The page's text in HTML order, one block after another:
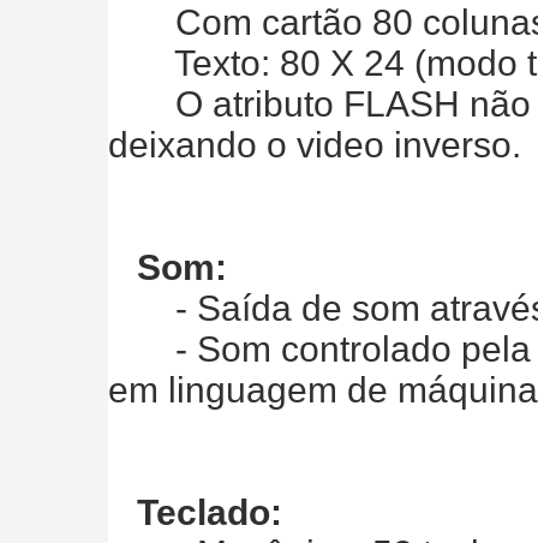
Com cartão 80
Texto: 80 X 24 (modo
O atributo FLASH não
deixando o video inverso.
Som:
- Saída de som
- Som controlado pela
em linguagem de
Teclado: